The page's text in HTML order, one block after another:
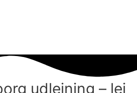
udlejning – lej